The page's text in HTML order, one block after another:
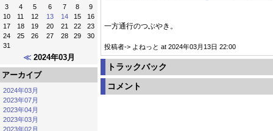
一方通行のつぶやき。
投稿者-> よねっと at 2024年03月13日 22:00
トラックバック
コメント
≪2024年03月
3
4 5 6 7 8
9
10
11 12 13 14 15
16
17
18 19 20 21 22
23
24
25 26 27 28 29
30
31
アーカイブ
2024年03月
2023年07月
2023年04月
2023年03月
2023年02月